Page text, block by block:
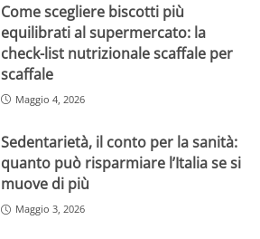
Come scegliere biscotti più
equilibrati al supermercato: la
check-list nutrizionale scaffale per
scaffale
Maggio 4, 2026
Sedentarietà, il conto per la sanità:
quanto può risparmiare l’Italia se si
muove di più
Maggio 3, 2026